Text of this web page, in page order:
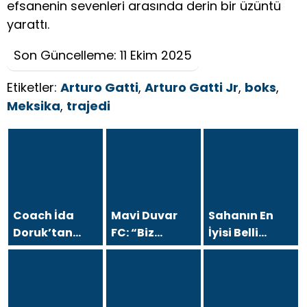
efsanenin sevenleri arasında derin bir üzüntü
yarattı.
Son Güncelleme: 11 Ekim 2025
Etiketler: Arturo Gatti, Arturo Gatti Jr, boks,
Meksika, trajedi
Coach İda
Doruk’tan
Türk Vücut
Mavi Duvar
FC: “Biz
Sadece Futbol
Sahanın En
İyisi Belli
Oldu…